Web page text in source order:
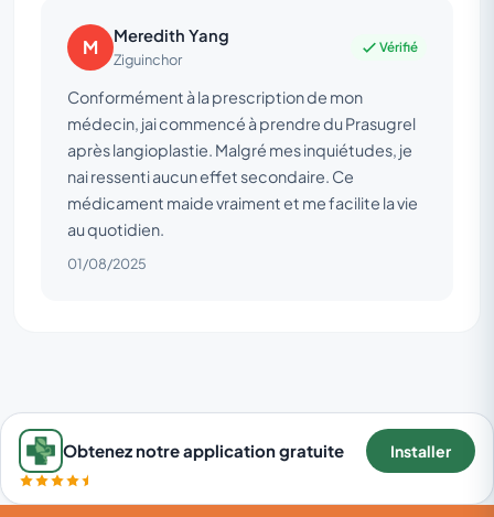
M Meredith Yang
Ziguinchor
Vérifié
Conformément à la prescription de mon
médecin, jai commencé à prendre du Prasugrel
après langioplastie. Malgré mes inquiétudes, je
nai ressenti aucun effet secondaire. Ce
médicament maide vraiment et me facilite la vie
au quotidien.
01/08/2025
Obtenez notre application gratuite Installer